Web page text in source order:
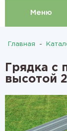
Меню
Главная -
Грядка с
высотой